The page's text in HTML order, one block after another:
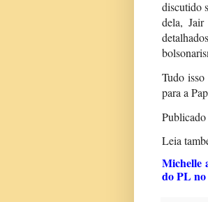
discutido
dela,
Tudo
para a
Leia
Michelle
do PL